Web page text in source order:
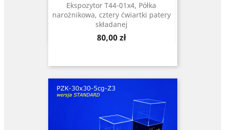
Ekspozytor T44-01x4, Półka
narożnikowa, cztery ćwiartki patery
składanej
Cena
80,00 zł